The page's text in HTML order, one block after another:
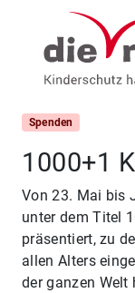
Weiter zum Inhalt
Spenden
1000+1
Von 23. Mai bis
unter dem Titel
präsentiert, zu
allen Alters
der ganzen Welt